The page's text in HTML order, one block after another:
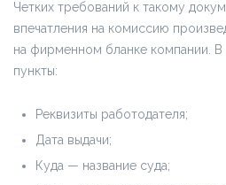
Четких требований к такому
впечатления на комиссию
на фирменном бланке компании.
пункты:
Реквизиты работодателя;
Дата выдачи;
Куда — название суда;